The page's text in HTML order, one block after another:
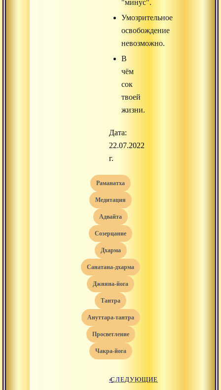
"минус".
Умозрительное
освобождение
невозможно.
В
чём
сок
твоей
жизни.
Дата:
22.07.2022
г.
раманатха
медитация
адвайта
созерцание
дхарма
санатана-дхарма
джняна-йога
тантра
ануттара-тантра
просветление
чакра-йога
«СЛЕДУЮЩИЕ